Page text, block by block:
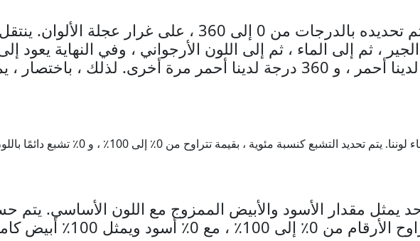
عادة ما نرى التدرج كلون. يتم تحديده بالدرجات من 0 إلى 360 ، على غرار عجلة
، ثم إلى الماء ، ثم إلى اللون الأرجواني ، وفي النهاية يعود
اللون الأحمر. عند 0 درجة ، لدينا أحمر ، و 360 درجة لدينا أحمر مرة أخرى. لذلك ،
يرمز التشبع إلى نقاء اللون ، أو مدى نقاء لوننا. يتم تحديد التشبع كنسبة مئوية ، بقيمة تتراوح من 0٪ إلى 100٪ ، و 0٪
يمثل مقدار الأسود والأبيض الممزوج مع اللون الأساسي. يتم
0٪ أسود ويمثل 100٪ أبيض كامل.